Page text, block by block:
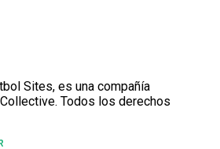
Sites, es una compañía
Todos los derechos